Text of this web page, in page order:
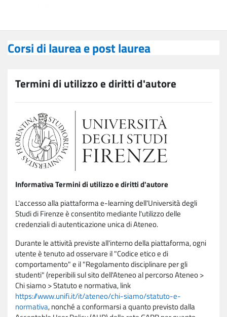
Corsi di laurea e post laurea
Termini di utilizzo e diritti d'autore
Informativa Termini di utilizzo e diritti d'autore
L'accesso alla piattaforma e-learning dell'Università degli
Studi di Firenze è consentito mediante l'utilizzo delle
credenziali di autenticazione unica di Ateneo.
Durante le attività previste all'interno della piattaforma, ogni
utente è tenuto ad osservare il "Codice etico e di
comportamento" e il "Regolamento disciplinare per gli
studenti" (reperibili sul sito dell'Ateneo al percorso Ateneo >
Chi siamo > Statuto e normativa, link
https://www.unifi.it/it/ateneo/chi-siamo/statuto-e-
normativa, nonché a conformarsi a quanto previsto dalla